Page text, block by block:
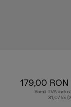
179,00 RON
Sumă TVA
31,07 lei